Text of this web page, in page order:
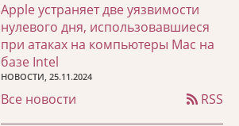
Apple устраняет две уязвимости
нулевого дня, использовавшиеся
при атаках на компьютеры Mac на
базе Intel
НОВОСТИ, 25.11.2024
Все новости RSS